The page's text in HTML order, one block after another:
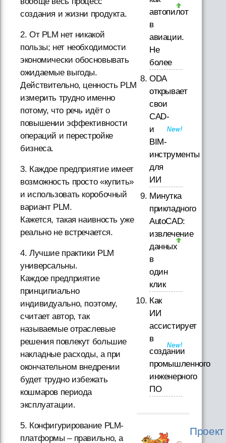
создания и жизни продукта.
2. От PLM нет никакой
пользы; нет необходимости
экономически обосновывать
ожидаемые выгоды.
Действительно, ценность PLM
измерить трудно именно
потому, что речь идёт о
повышении эффективности
операций и перестройке
бизнеса.
3. Каждое предприятие имеет
возможность просто «купить»
и использовать коробочный
вариант PLM.
Кажется, такая наивность уже
реально не встречается.
4. Лучшие практики PLM
универсальны.
Каждое предприятие
принципиально
индивидуально, поэтому,
считает автор, так
называемые отраслевые
решения повлекут большие
накладные расходы, а при
окончательном внедрении
будет трудно избежать
кошмаров периода
эксплуатации.
5. Конфигурирование PLM-
платформы – правильно, а
автопилот
в
авиации.
Не
более
ODA
открывает
свои
CAD-
и
BIM-
инструменты
для
ИИ
Минутка
прикладного
AutoCAD:
извлечение
данных
в
один
клик
Как
ИИ
ассистирует
в
создании
промышленного
инженерного
ПО
Проект